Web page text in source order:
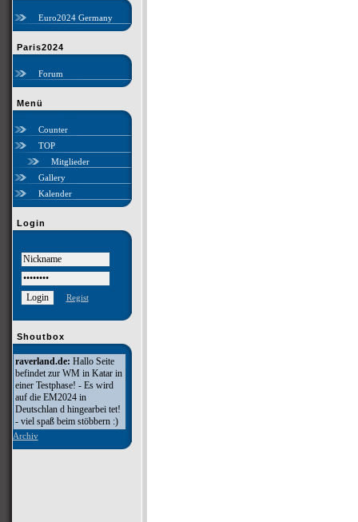
Euro2024 Germany
Paris2024
Forum
Menü
Counter
TOP
Mitglieder
Gallery
Kalender
Login
Regist
Shoutbox
raverland.de: Hallo Seite
befindet zur WM in Katar in
einer Testphase! - Es wird
auf die EM2024 in
Deutschlan d hingearbei tet!
- viel spaß beim stöbbern :)
Archiv